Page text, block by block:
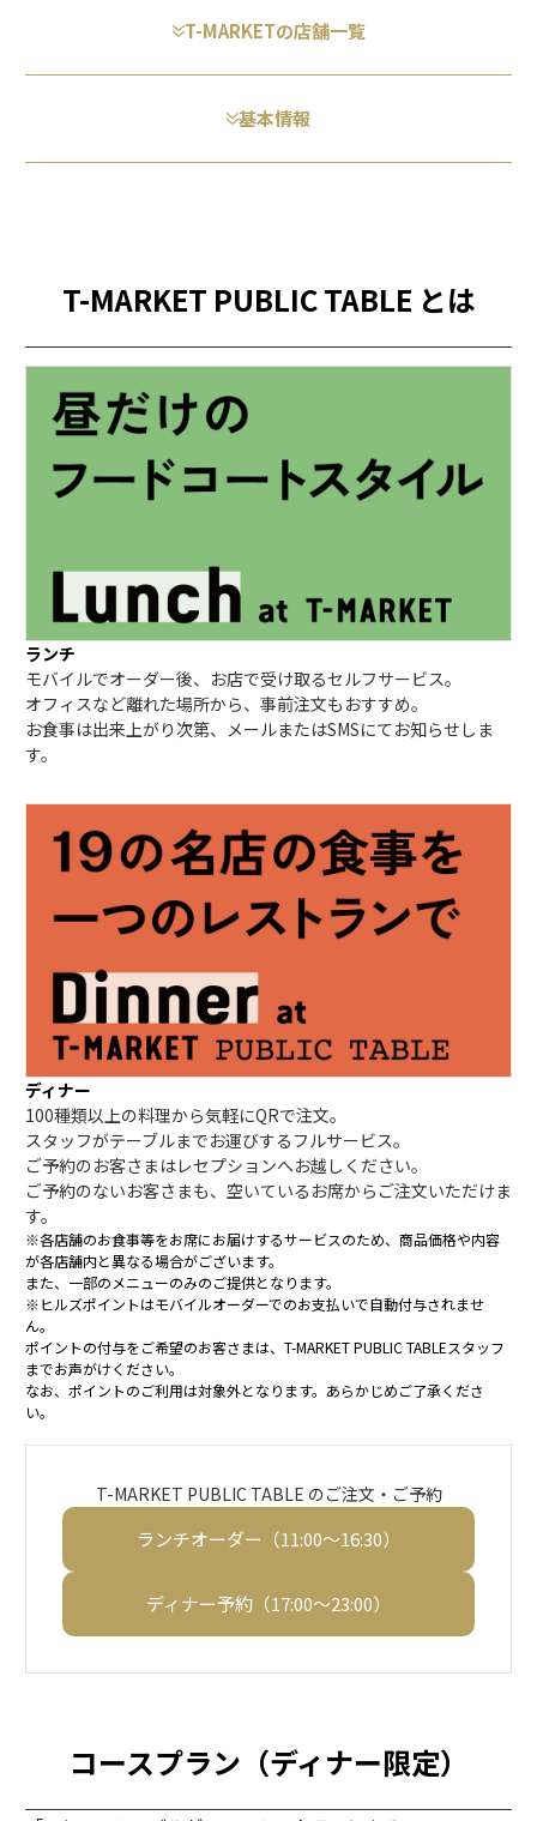
T-MARKETの店舗一覧
基本情報
T-MARKET PUBLIC TABLE とは
ランチ
モバイルでオーダー後、お店で受け取るセルフサービス。
オフィスなど離れた場所から、事前注文もおすすめ。
お食事は出来上がり次第、メールまたはSMSにてお知らせしま
す。
ディナー
100種類以上の料理から気軽にQRで注文。
スタッフがテーブルまでお運びするフルサービス。
ご予約のお客さまはレセプションへお越しください。
ご予約のないお客さまも、空いているお席からご注文いただけま
す。
※各店舗のお食事等をお席にお届けするサービスのため、商品価格や内容
が各店舗内と異なる場合がございます。
また、一部のメニューのみのご提供となります。
※ヒルズポイントはモバイルオーダーでのお支払いで自動付与されませ
ん。
ポイントの付与をご希望のお客さまは、T-MARKET PUBLIC TABLEスタッフ
までお声がけください。
なお、ポイントのご利用は対象外となります。あらかじめご了承くださ
い。
T-MARKET PUBLIC TABLE のご注文・ご予約
ランチオーダー（11:00～16:30）
ディナー予約（17:00～23:00）
コースプラン（ディナー限定）